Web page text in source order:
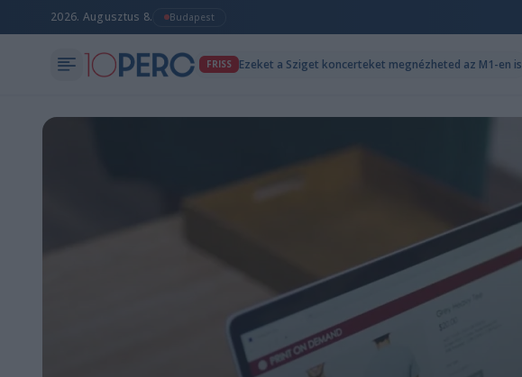
2026. Augusztus 8. Budapest
FRISS Ezeket a Sziget koncerteket megnézheted az M1-en is